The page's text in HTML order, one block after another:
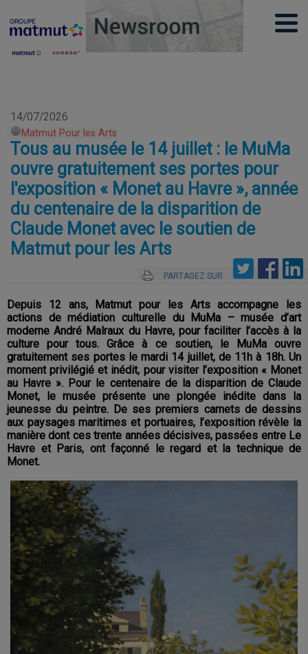
14/07/2026
Matmut Pour les Arts
Tous au musée le 14 juillet : le MuMa
ouvre gratuitement ses portes pour
l'exposition « Monet au Havre », année
du centenaire de la disparition de
Claude Monet avec le soutien de
Matmut pour les Arts
PARTAGEZ SUR
Depuis 12 ans, Matmut pour les Arts accompagne les
actions de médiation culturelle du MuMa – musée d’art
moderne André Malraux du Havre, pour faciliter l’accès à la
culture pour tous. Grâce à ce soutien, le MuMa ouvre
gratuitement ses portes le mardi 14 juillet, de 11h à 18h. Un
moment privilégié et inédit, pour visiter l’exposition « Monet
au Havre ». Pour le centenaire de la disparition de Claude
Monet, le musée présente une plongée inédite dans la
jeunesse du peintre. De ses premiers carnets de dessins
aux paysages maritimes et portuaires, l’exposition révèle la
manière dont ces trente années décisives, passées entre Le
Havre et Paris, ont façonné le regard et la technique de
Monet.